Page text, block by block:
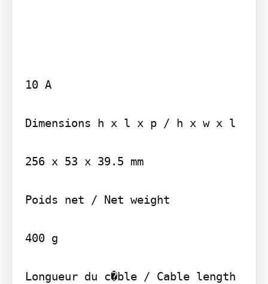
10 A
Dimensions h x l x p / h x w x l
256 x 53 x 39.5 mm
Poids net / Net weight
400 g
Longueur du c�ble / Cable length